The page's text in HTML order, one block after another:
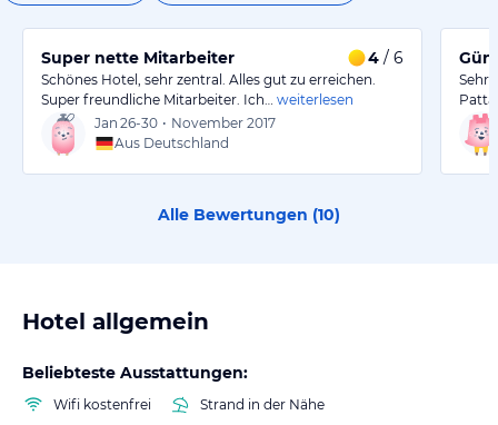
Super nette Mitarbeiter 4 / 6
Schönes Hotel, sehr zentral. Alles gut zu erreichen.
Super freundliche Mitarbeiter. Ich…
weiterlesen
Jan 26-30 • November 2017
Aus Deutschland
Sehr
Alle Bewertungen (10)
Hotel allgemein
Beliebteste Ausstattungen:
Wifi kostenfrei
Strand in der Nähe